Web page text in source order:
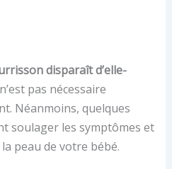
disparaît d’elle-
pas nécessaire
Néanmoins, quelques
soulager les symptômes et
peau de votre bébé.